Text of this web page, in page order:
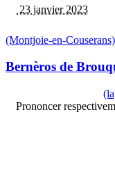
23 janvier 2023
(Montjoie-en-Couserans)
Bernèros de
Prononcer